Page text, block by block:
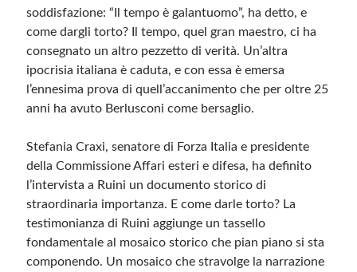
soddisfazione: “Il tempo è galantuomo”, ha detto, e
come dargli torto? Il tempo, quel gran maestro, ci ha
consegnato un altro pezzetto di verità. Un’altra
ipocrisia italiana è caduta, e con essa è emersa
l’ennesima prova di quell’accanimento che per oltre 25
anni ha avuto Berlusconi come bersaglio.
Stefania Craxi, senatore di Forza Italia e presidente
della Commissione Affari esteri e difesa, ha definito
l’intervista a Ruini un documento storico di
straordinaria importanza. E come darle torto? La
testimonianza di Ruini aggiunge un tassello
fondamentale al mosaico storico che pian piano si sta
componendo. Un mosaico che stravolge la narrazione